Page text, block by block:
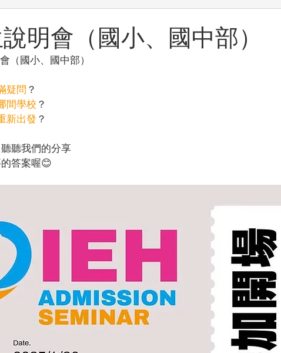
of the Week 教師增能
明會（國小、國中部）
（國小、國中部）
疑問 ？
間學校 ？
新出發 ？
聽我們的分享
答案喔😊